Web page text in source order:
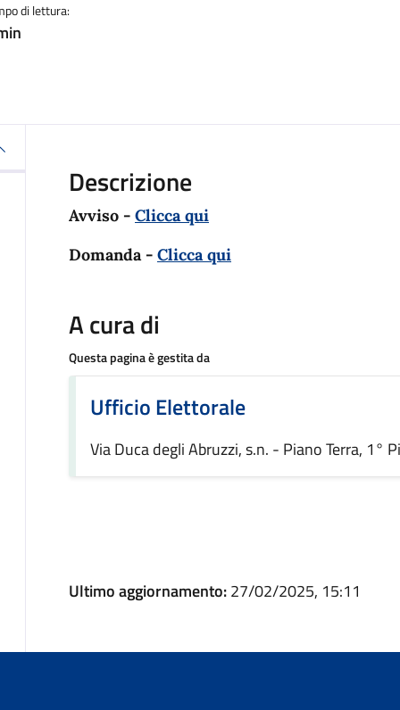
di lettura:
Descrizione
Avviso - Clicca qui
Domanda - Clicca qui
A cura di
Questa pagina è gestita da
Ufficio Elettorale
Via Duca degli Abruzzi, s.n. - Piano Terra, 1°
Ultimo aggiornamento:27/02/2025, 15:11